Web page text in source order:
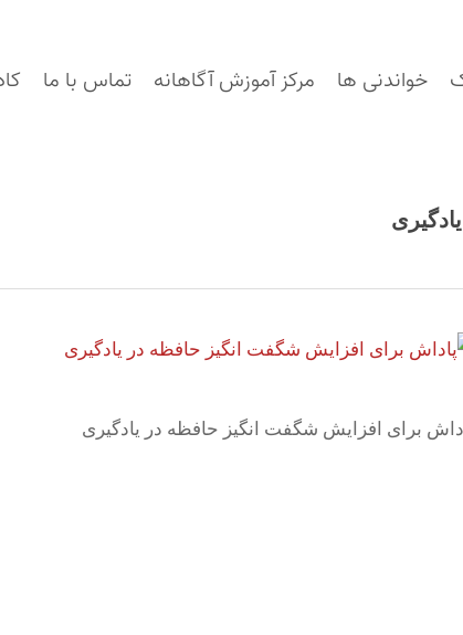
خواندنی ها مرکز آموزش آگاهانه تماس با ما
برای افزایش شگفت انگیز حافظه در یادگیری